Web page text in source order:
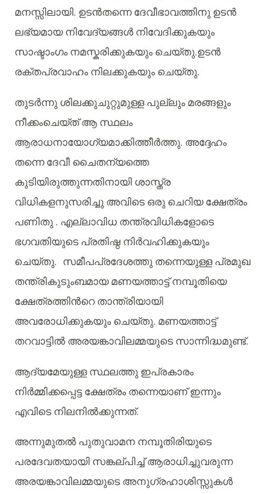
മനസ്സിലായി. ഉടൻതന്നെ ദേവീഭാവത്തിനു ഉടൻ
ലഭ്യമായ നിവേദ്യങ്ങൾ നിവേദിക്കുകയും
സാഷ്ടാംഗം നമസ്കരിക്കുകയും ചെയ്തു.ഉടൻ
രക്തപ്രവാഹം നിലക്കുകയും ചെയ്തു.
തുടർന്നു ശിലക്കുചുറ്റുമുള്ള പുല്ലും മരങ്ങളും
നീക്കംചെയ്ത് ആ സ്ഥലം
ആരാധനായോഗ്യമാക്കിത്തീർത്തു. അദ്ദേഹം
തന്നെ ദേവീ ചൈതന്യത്തെ
കുടിയിരുത്തുന്നതിനായി ശാസ്ത്ര
വിധികളനുസരിച്ചു അവിടെ ഒരു ചെറിയ ക്ഷേത്രം
പണിതു . എല്ലാവിധ തന്ത്രവിധികളോടെ
ഭഗവതിയുടെ പ്രതിഷ്ഠ നിർവഹിക്കുകയും
ചെയ്തു. സമീപപ്രദേശത്തു തന്നെയുള്ള പ്രമുഖ
തന്ത്രികുടുംബമായ മണയത്താട്ട് നമ്പൂതിയെ
ക്ഷേത്രത്തിൻറെ താന്ത്രിയായി
അവരോധിക്കുകയും ചെയ്തു. മണയത്താട്ട്
തറവാട്ടിൽ അരയങ്കാവിലമ്മയുടെ സാന്നിദ്ധമുണ്ട്.
ആദ്യമേയുള്ള സ്ഥലത്തു ഇപ്രകാരം
നിർമ്മിക്കപ്പെട്ട ക്ഷേത്രം തന്നെയാണ് ഇന്നും
എവിടെ നിലനിൽക്കുന്നത്.
അന്നുമുതൽ പുതുവാമന നമ്പൂതിരിയുടെ
പരദേവതയായി സങ്കല്പിച്ച് ആരാധിച്ചുവരുന്ന
അരയങ്കാവിലമ്മയുടെ അനുഗ്രഹാശിസ്സുകൾ